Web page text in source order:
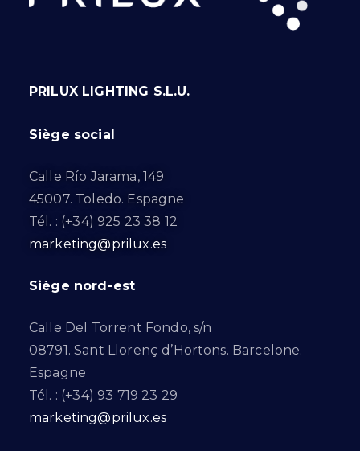
PRILUX LIGHTING S.L.U.
Siège social
Calle Río Jarama, 149
45007. Toledo. Espagne
Tél. : (+34) 925 23 38 12
marketing@prilux.es
Siège nord-est
Calle Del Torrent Fondo, s/n
08791. Sant Llorenç d’Hortons. Barcelone.
Espagne
Tél. : (+34) 93 719 23 29
marketing@prilux.es